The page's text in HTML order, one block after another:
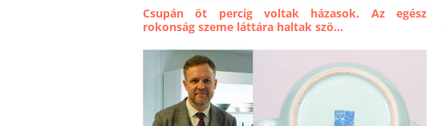
Csupán öt percig voltak házasok. Az egész
rokonság szeme láttára haltak szö...